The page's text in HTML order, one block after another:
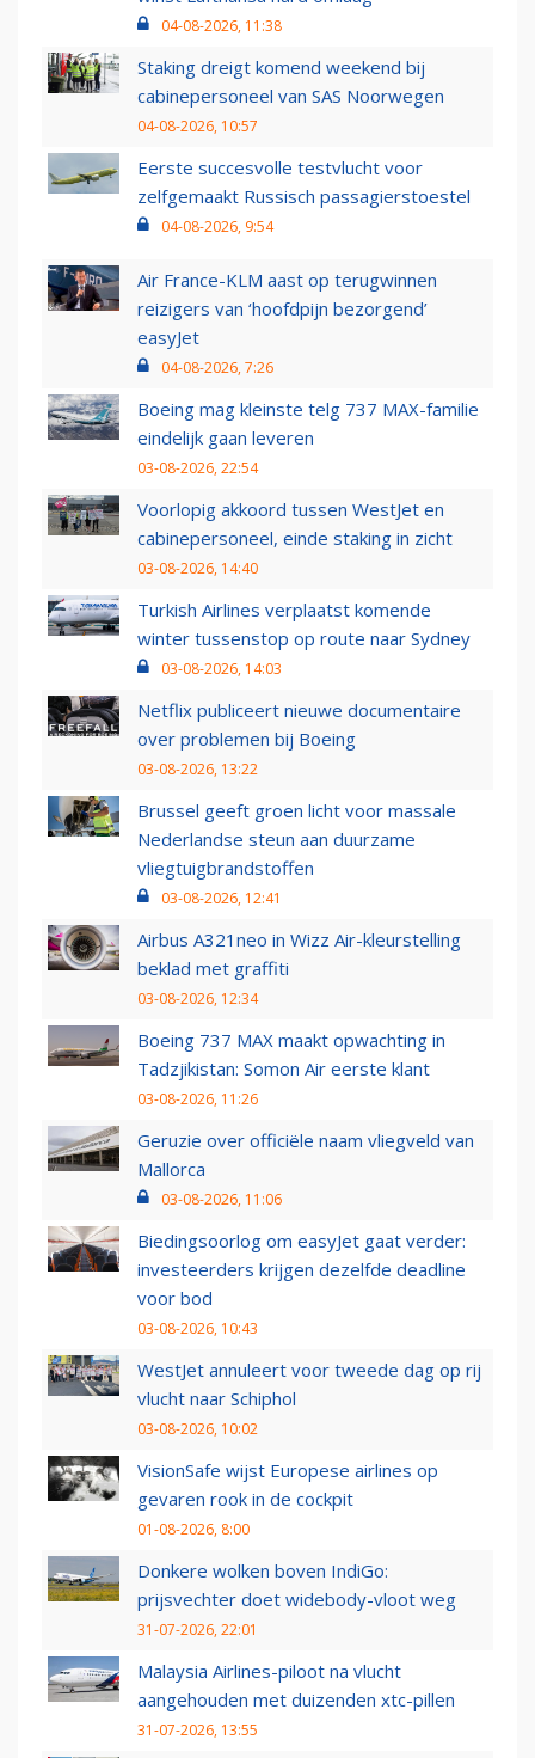
04-08-2026, 11:38
Staking dreigt komend weekend bij
cabinepersoneel van SAS Noorwegen
04-08-2026, 10:57
Eerste succesvolle testvlucht voor
zelfgemaakt Russisch passagierstoestel
04-08-2026, 9:54
Air France-KLM aast op terugwinnen
reizigers van ‘hoofdpijn bezorgend’
easyJet
04-08-2026, 7:26
Boeing mag kleinste telg 737 MAX-familie
eindelijk gaan leveren
03-08-2026, 22:54
Voorlopig akkoord tussen WestJet en
cabinepersoneel, einde staking in zicht
03-08-2026, 14:40
Turkish Airlines verplaatst komende
winter tussenstop op route naar Sydney
03-08-2026, 14:03
Netflix publiceert nieuwe documentaire
over problemen bij Boeing
03-08-2026, 13:22
Brussel geeft groen licht voor massale
Nederlandse steun aan duurzame
vliegtuigbrandstoffen
03-08-2026, 12:41
Airbus A321neo in Wizz Air-kleurstelling
beklad met graffiti
03-08-2026, 12:34
Boeing 737 MAX maakt opwachting in
Tadzjikistan: Somon Air eerste klant
03-08-2026, 11:26
Geruzie over officiële naam vliegveld van
Mallorca
03-08-2026, 11:06
Biedingsoorlog om easyJet gaat verder:
investeerders krijgen dezelfde deadline
voor bod
03-08-2026, 10:43
WestJet annuleert voor tweede dag op rij
vlucht naar Schiphol
03-08-2026, 10:02
VisionSafe wijst Europese airlines op
gevaren rook in de cockpit
01-08-2026, 8:00
Donkere wolken boven IndiGo:
prijsvechter doet widebody-vloot weg
31-07-2026, 22:01
Malaysia Airlines-piloot na vlucht
aangehouden met duizenden xtc-pillen
31-07-2026, 13:55